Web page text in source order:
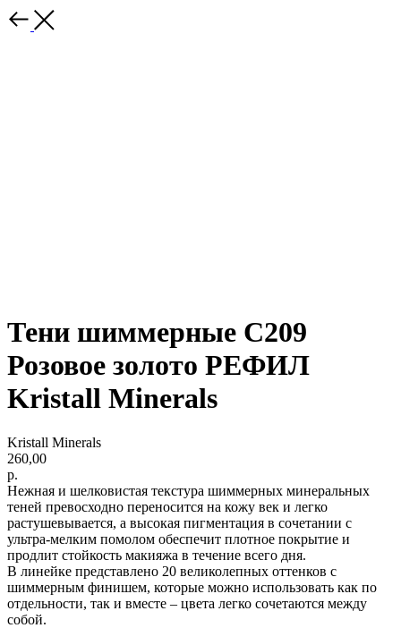
Тени шиммерные С209
Розовое золото РЕФИЛ
Kristall Minerals
Kristall Minerals
260,00
р.
Нежная и шелковистая текстура шиммерных минеральных
теней превосходно переносится на кожу век и легко
растушевывается, а высокая пигментация в сочетании с
ультра-мелким помолом обеспечит плотное покрытие и
продлит стойкость макияжа в течение всего дня.
В линейке представлено 20 великолепных оттенков с
шиммерным финишем, которые можно использовать как по
отдельности, так и вместе – цвета легко сочетаются между
собой.